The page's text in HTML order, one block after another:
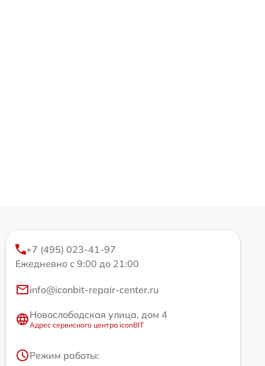
+7 (495) 023-41-97
Ежедневно с 9:00 до 21:00
info@iconbit-repair-center.ru
Новослободская улица, дом 4
Адрес сервисного центра iconBIT
Режим работы: